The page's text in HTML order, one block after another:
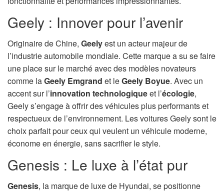
Geely : Innover pour l’avenir
Originaire de Chine, Geelyest un acteur majeur de
l’industrie automobile mondiale. Cette marque a su se faire
une place sur le marché avec des modèles novateurs
comme laGeely Emgrand et leGeely Boyue. Avec un
accent sur l’innovation technologiqueet l’écologie,
Geely s’engage à offrir des véhicules plus performants et
respectueux de l’environnement. Les voitures Geely sont le
choix parfait pour ceux qui veulent un véhicule moderne,
économe en énergie, sans sacrifier le style.
Genesis : Le luxe à l’état pur
Genesis, la marque de luxe de Hyundai, se positionne